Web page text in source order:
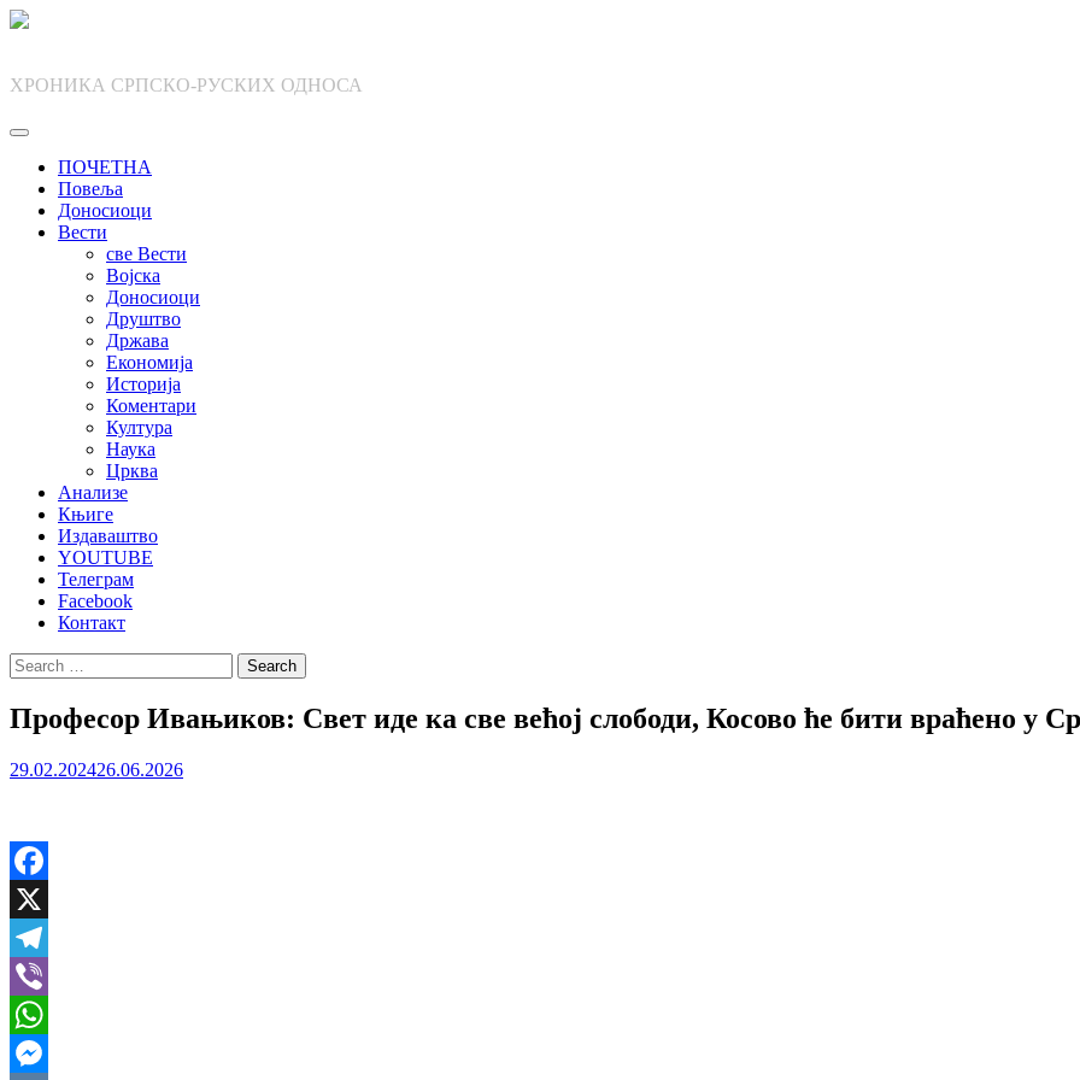
Skip
ХРОНИКА СРПСКО-РУСКИХ ОДНОСА
ПОЧЕТНА
Повеља
Доносиоци
Вести
све Вести
Војска
Доносиоци
Друштво
Држава
Економија
Историја
Коментари
Култура
Наука
Црква
Анализе
Књиге
Издаваштво
YOUTUBE
Телеграм
Facebook
Контакт
Search
for:
Професор Ивањиков: Свет иде ка све већој слободи, Косово ће бити враћено у
29.02.202426.06.2026
Facebook
X
Telegram
Viber
WhatsApp